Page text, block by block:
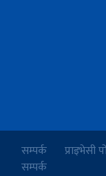
सम्पर्क प्राइभेसी
सम्पर्क